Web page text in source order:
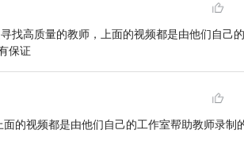
找高质量的教师，上面的视频都是由他们自己
保证
的视频都是由他们自己的工作室帮助教师录制